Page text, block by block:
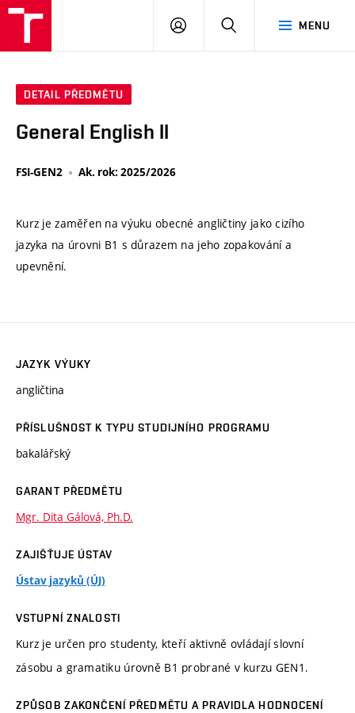
MENU
PŘIHLÁSIT
DETAIL PŘEDMĚTU
General English II
FSI-GEN2 Ak. rok: 2025/2026
Kurz je zaměřen na výuku obecné angličtiny jako cizího
jazyka na úrovni B1 s důrazem na jeho zopakování a
upevnění.
JAZYK VÝUKY
angličtina
PŘÍSLUŠNOST K TYPU STUDIJNÍHO PROGRAMU
bakalářský
GARANT PŘEDMĚTU
Mgr. Dita Gálová, Ph.D.
ZAJIŠŤUJE ÚSTAV
Ústav jazyků (ÚJ)
VSTUPNÍ ZNALOSTI
Kurz je určen pro studenty, kteří aktivně ovládají slovní
zásobu a gramatiku úrovně B1 probrané v kurzu GEN1.
ZPŮSOB ZAKONČENÍ PŘEDMĚTU A PRAVIDLA HODNOCENÍ